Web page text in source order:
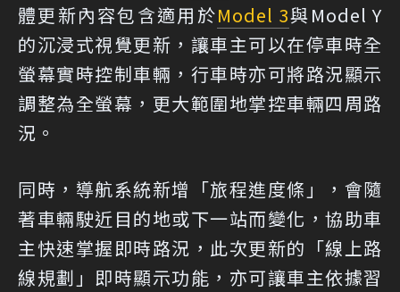
體更新內容包含適用於Model 3與Model Y
的沉浸式視覺更新，讓車主可以在停車時全
螢幕實時控制車輛，行車時亦可將路況顯示
調整為全螢幕，更大範圍地掌控車輛四周路
況。
同時，導航系統新增「旅程進度條」，會隨
著車輛駛近目的地或下一站而變化，協助車
主快速掌握即時路況，此次更新的「線上路
線規劃」即時顯示功能，亦可讓車主依據習